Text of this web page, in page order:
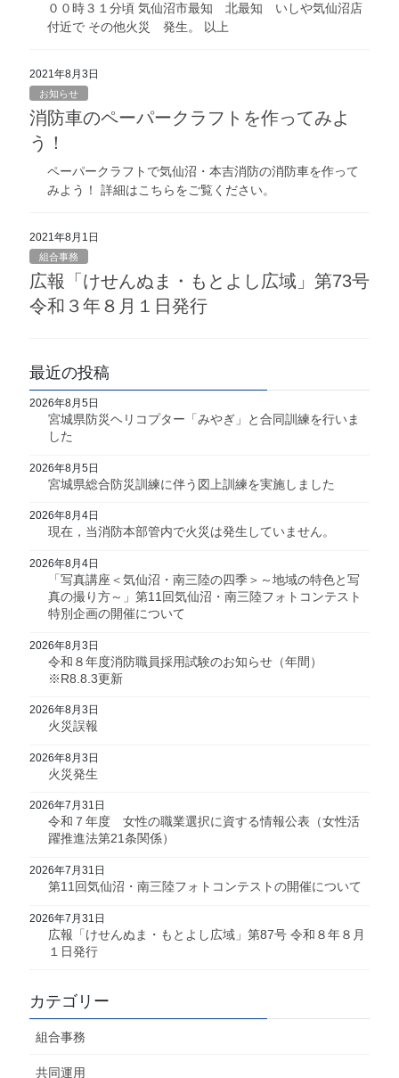
００時３１分頃 気仙沼市最知 北最知 いしや気仙沼店
付近で その他火災 発生。 以上
2021年8月3日
お知らせ
消防車のペーパークラフトを作ってみよ
う！
ペーパークラフトで気仙沼・本吉消防の消防車を作って
みよう！ 詳細はこちらをご覧ください。
2021年8月1日
組合事務
広報「けせんぬま・もとよし広域」第73号
令和３年８月１日発行
最近の投稿
宮城県防災ヘリコプター「みやぎ」と合同訓練を行いま
した
2026年8月5日
宮城県総合防災訓練に伴う図上訓練を実施しました
2026年8月5日
現在，当消防本部管内で火災は発生していません。
2026年8月4日
「写真講座＜気仙沼・南三陸の四季＞～地域の特色と写
真の撮り方～」第11回気仙沼・南三陸フォトコンテスト
特別企画の開催について
2026年8月4日
令和８年度消防職員採用試験のお知らせ（年間）
※R8.8.3更新
2026年8月3日
火災誤報
2026年8月3日
火災発生
2026年8月3日
令和７年度 女性の職業選択に資する情報公表（女性活
躍推進法第21条関係）
2026年7月31日
第11回気仙沼・南三陸フォトコンテストの開催について
2026年7月31日
広報「けせんぬま・もとよし広域」第87号 令和８年８月
１日発行
2026年7月31日
カテゴリー
組合事務
共同運用